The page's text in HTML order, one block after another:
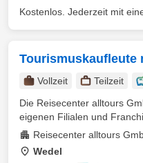
Kostenlos. Jederzeit mit
Tourismuskaufleute
Vollzeit Teilzeit
Die Reisecenter alltours
eigenen Filialen und
Reisecenter alltours
Wedel